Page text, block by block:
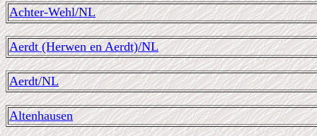
Achter-Wehl/NL
Aerdt (Herwen en Aerdt)/NL
Aerdt/NL
Altenhausen